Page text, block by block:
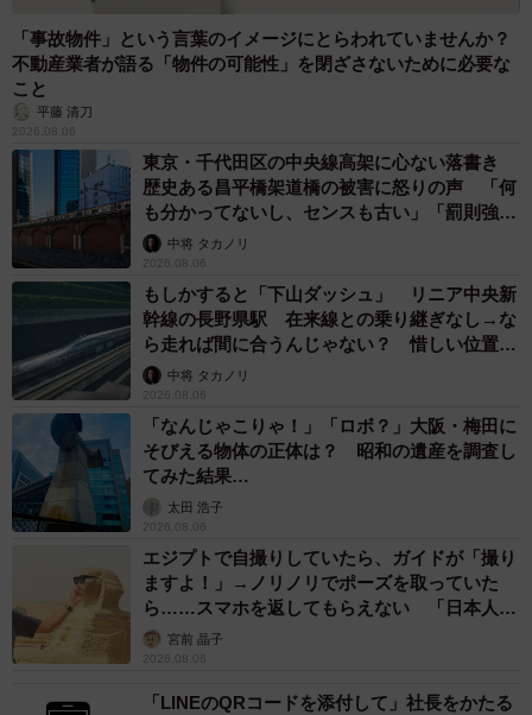
「事故物件」という言葉のイメージにとらわれていませんか？
不動産業者が語る「物件の可能性」を閉ざさないために必要な
こと
平藤 清刀
2026.08.06
東京・千代田区の中央線高架に心ない落書き
歴史ある昌平橋架道橋の被害に怒りの声 「何
も分かってないし、センスも古い」「罰則強化
して」中将 タカノリ
2026.08.06
もしかすると「下山ダッシュ」 リニア中央新
幹線の長野県駅 在来線との乗り継ぎなし→な
ら走れば間に合うんじゃない？ 惜しい位置関
係が反響
中将 タカノリ
2026.08.06
「なんじゃこりゃ！」「ロボ？」大阪・梅田に
そびえる物体の正体は？ 昭和の遺産を調査し
てみた結果…
太田 浩子
2026.08.06
エジプトで自撮りしていたら、ガイドが「撮り
ますよ！」→ノリノリでポーズを取っていた
ら……スマホを返してもらえない 「日本人は
カモ代表かも」「私は6時間で3万円払った」
宮前 晶子
2026.08.06
「LINEのQRコードを添付して」社長をかたる